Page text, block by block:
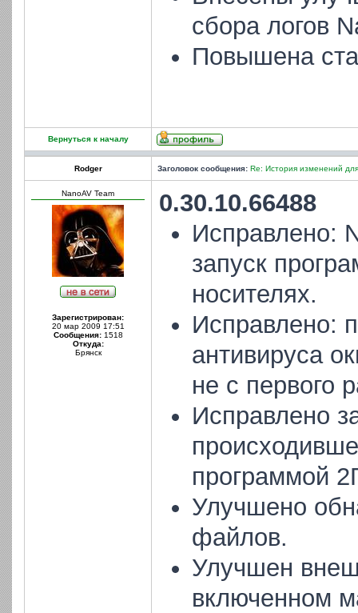
сбора логов
Повышена
Вернуться к началу
Rodger Заголовок сообщения: Re: История изменений
NanoAV Team
Зарегистрирован:
20 мар 2009 17:51
Сообщения:1518
Откуда:
Брянск
0.30.10.66488
Исправлено:
запуск
носителях.
Исправлено:
антивируса
не с первого
Исправлено
программой
Улучшено
файлов.
Улучшен
включенном